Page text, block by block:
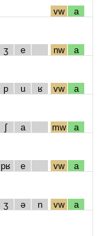
vw a
ʒ e nw a
p u ʁ vw a
ʃ a mw a
pʁ e vw a
ʒ ə n vw a